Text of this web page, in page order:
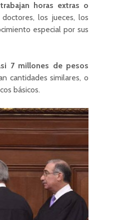
trabajan horas extras o
los jueces, los
especial por sus
7 millones de pesos
cantidades similares, o
básicos.